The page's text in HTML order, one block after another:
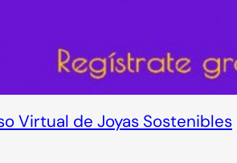
Virtual de Joyas Sostenibles